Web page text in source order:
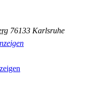
76133 Karlsruhe